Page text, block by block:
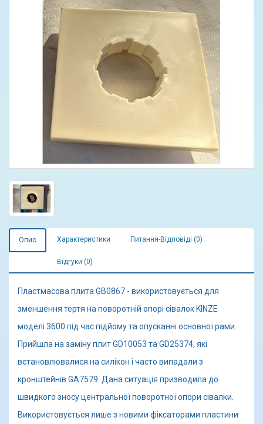
Опис Характеристики Питання-Відповіді (0)
Відгуки (0)
Пластмасова плита GB0867 - використовується для
зменшення тертя на поворотній опорі сівалок KINZE
моделі 3600 під час підйому та опусканні основної рами.
Прийшла на заміну плит GD10053 та GD25374, які
встановлювалися на силікон і часто випадали з
кронштейнів GA7579. Дана ситуація призводила до
швидкого зносу центральної поворотної опори сівалки.
Використовується лише з новими фіксаторами пластини